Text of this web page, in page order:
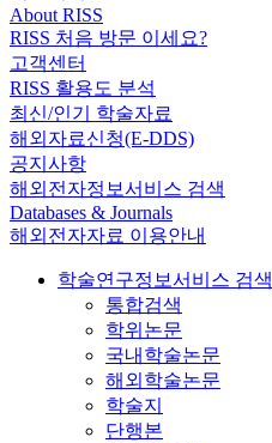
About RISS
RISS 처음 방문 이세요?
고객센터
RISS 활용도 분석
최신/인기 학술자료
해외자료신청(E-DDS)
공지사항
해외전자정보서비스 검색
Databases & Journals
해외전자자료 이용안내
학술연구정보서비스 검색
통합검색
학위논문
국내학술논문
해외학술논문
학술지
단행본